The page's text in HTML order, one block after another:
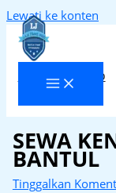
Lewati ke konten
Laja Transindo
SEWA
BANTUL
Tinggalkan